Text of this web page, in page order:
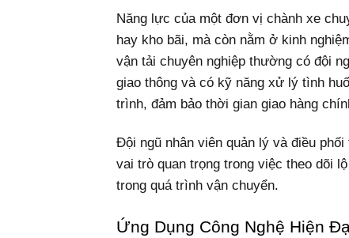
Năng lực của một đơn vị chành xe
hay kho bãi, mà còn nằm ở kinh
vận tải chuyên nghiệp thường có đội
giao thông và có kỹ năng xử lý tình
trình, đảm bảo thời gian giao hàng
Đội ngũ nhân viên quản lý và điều
vai trò quan trọng trong việc theo dõi
trong quá trình vận chuyển.
Ứng Dụng Công Nghệ Hiện